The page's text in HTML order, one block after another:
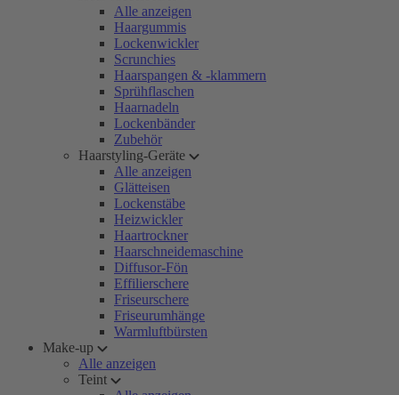
Alle anzeigen
Haargummis
Lockenwickler
Scrunchies
Haarspangen & -klammern
Sprühflaschen
Haarnadeln
Lockenbänder
Zubehör
Haarstyling-Geräte
Alle anzeigen
Glätteisen
Lockenstäbe
Heizwickler
Haartrockner
Haarschneidemaschine
Diffusor-Fön
Effilierschere
Friseurschere
Friseurumhänge
Warmluftbürsten
Make-up
Alle anzeigen
Teint